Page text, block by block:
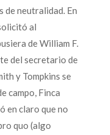
de neutralidad. En
al
de William F.
del secretario de
y Tompkins se
campo, Finca
en claro que no
quo (algo